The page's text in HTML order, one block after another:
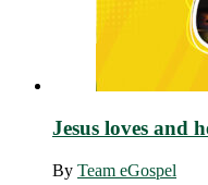
Jesus loves and
By Team eGospel